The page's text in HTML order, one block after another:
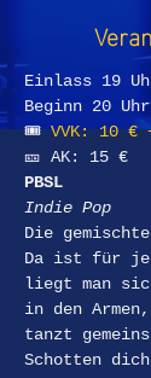
Einlass 19
Beginn 20 Uhr
🎟 VVK: 10
🎫 AK: 15 €
PBSL
Indie Pop
Die
Da ist für
liegt man
in den
tanzt
Schotten